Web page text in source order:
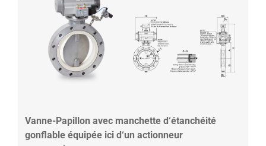
Vanne-Papillon avec manchette d‘étanchéité
gonflable équipée ici d‘un actionneur